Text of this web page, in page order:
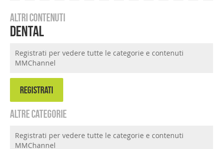
Altri contenuti
Dental
Registrati per vedere tutte le categorie e contenuti
MMChannel
REGISTRATI
Altre categorie
Registrati per vedere tutte le categorie e contenuti
MMChannel